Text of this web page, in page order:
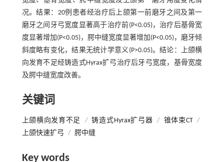
况。结果：20例患者经治疗后上颌第一前磨牙之间及第一
磨牙之间牙弓宽度显著高于治疗前(P<0.05)，治疗后基骨宽
度显著增加(P<0.05)，腭中缝宽度显著增加(P<0.05)，磨牙倾
斜度略有变化，结果无统计学意义(P>0.05)。结论：上颌横
向发育不足经铸造式Hyrax扩弓治疗后牙弓宽度，基骨宽度
及腭中缝宽度改善。
关键词
上颌横向发育不足 / 铸造式Hyrax扩弓器 / 锥体束CT /
上颌快速扩弓 / 腭中缝
Key words